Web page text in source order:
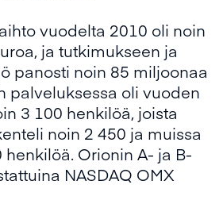
vuodelta 2010 oli noin
ja tutkimukseen ja
panosti noin 85 miljoonaa
palveluksessa oli vuoden
3 100 henkilöä, joista
noin 2 450 ja muissa
Orionin A- ja B-
NASDAQ OMX